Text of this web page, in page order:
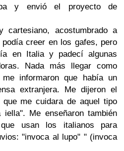
y envió el proyecto de
cartesiano, acostumbrado a
creer en los gafes, pero
en Italia y padecí algunas
Nada más llegar como
me informaron que había un
extranjera. Me dijeron el
me cuidara de aquel tipo
iella". Me enseñaron también
usan los italianos para
"invoca al lupo" " (invoca